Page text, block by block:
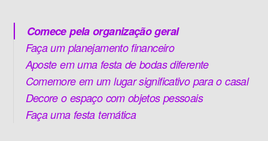
Comece pela organização geral
Faça um planejamento financeiro
Aposte em uma festa de bodas diferente
Comemore em um lugar significativo para o casal
Decore o espaço com objetos pessoais
Faça uma festa temática